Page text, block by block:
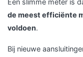
Een slimme meter is
de meest efficiënte
voldoen.
Bij nieuwe